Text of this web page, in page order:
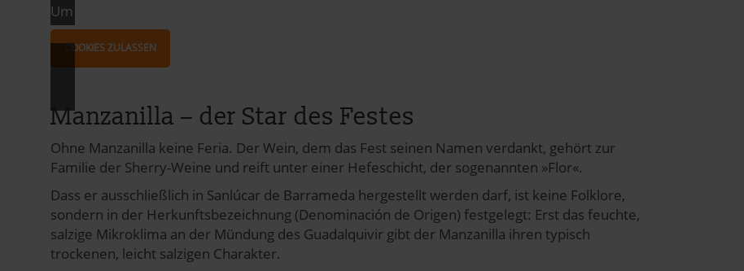
Impressum
Um das Video anschauen zu können, musst du die Marketing Cookies akzeptieren.
COOKIES ZULASSEN
Manzanilla – der Star des Festes
Ohne Manzanilla keine Feria. Der Wein, dem das Fest seinen Namen verdankt, gehört zur
Familie der Sherry-Weine und reift unter einer Hefeschicht, der sogenannten »Flor«.
Dass er ausschließlich in Sanlúcar de Barrameda hergestellt werden darf, ist keine Folklore,
sondern in der Herkunftsbezeichnung (Denominación de Origen) festgelegt: Erst das feuchte,
salzige Mikroklima an der Mündung des Guadalquivir gibt der Manzanilla ihren typisch
trockenen, leicht salzigen Charakter.